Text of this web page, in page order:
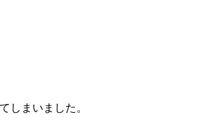
しまいました。